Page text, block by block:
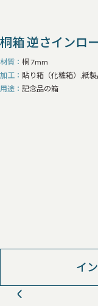
桐箱 逆さインロ
材質
桐 7mm
加工
貼り箱（化粧箱）,紙
用途
記念品の箱
イ